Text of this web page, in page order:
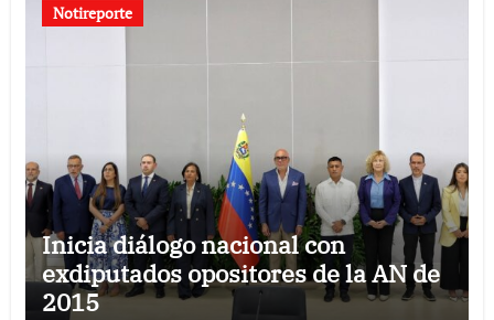
Notireporte
Inicia diálogo nacional con
exdiputados opositores de la AN de
2015